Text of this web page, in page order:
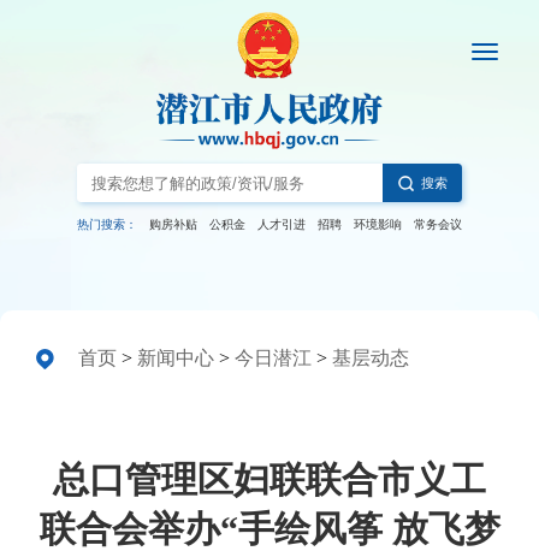
搜索
热门搜索： 购房补贴 公积金 人才引进 招聘 环境影响 常务会议
首页 > 新闻中心 > 今日潜江 > 基层动态
总口管理区妇联联合市义工
联合会举办“手绘风筝 放飞梦